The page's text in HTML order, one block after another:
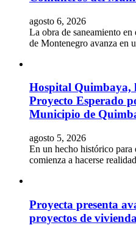
agosto 6, 2026
La obra de saneamiento
de Montenegro avanza en
Hospital Quimbaya,
Proyecto Esperado
Municipio de
agosto 5, 2026
En un hecho histórico
comienza a hacerse
Proyecta presenta
proyectos de